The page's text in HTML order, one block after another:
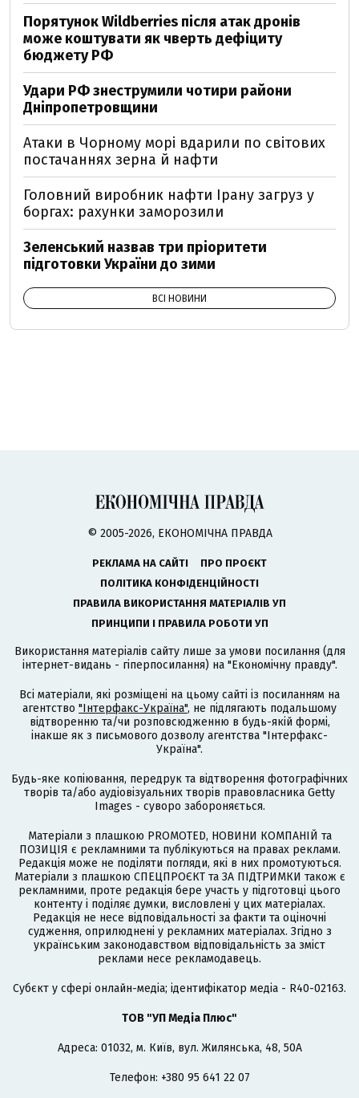
Порятунок Wildberries після атак дронів
може коштувати як чверть дефіциту
бюджету РФ
Удари РФ знеструмили чотири райони
Дніпропетровщини
Атаки в Чорному морі вдарили по світових
постачаннях зерна й нафти
Головний виробник нафти Ірану загруз у
боргах: рахунки заморозили
Зеленський назвав три пріоритети
підготовки України до зими
ВСІ НОВИНИ
© 2005-2026, ЕКОНОМІЧНА ПРАВДА
РЕКЛАМА НА САЙТІ
ПРО ПРОЄКТ
ПОЛІТИКА КОНФІДЕНЦІЙНОСТІ
ПРАВИЛА ВИКОРИСТАННЯ МАТЕРІАЛІВ УП
ПРИНЦИПИ І ПРАВИЛА РОБОТИ УП
Використання матеріалів сайту лише за умови посилання (для
інтернет-видань - гіперпосилання) на "Економічну правду".
Всі матеріали, які розміщені на цьому сайті із посиланням на
агентство "Інтерфакс-Україна", не підлягають подальшому
відтворенню та/чи розповсюдженню в будь-якій формі,
інакше як з письмового дозволу агентства "Інтерфакс-
Україна".
Будь-яке копіювання, передрук та відтворення фотографічних
творів та/або аудіовізуальних творів правовласника Getty
Images - суворо забороняється.
Матеріали з плашкою PROMOTED, НОВИНИ КОМПАНІЙ та
ПОЗИЦІЯ є рекламними та публікуються на правах реклами.
Редакція може не поділяти погляди, які в них промотуються.
Матеріали з плашкою СПЕЦПРОЄКТ та ЗА ПІДТРИМКИ також є
рекламними, проте редакція бере участь у підготовці цього
контенту і поділяє думки, висловлені у цих матеріалах.
Редакція не несе відповідальності за факти та оціночні
судження, оприлюднені у рекламних матеріалах. Згідно з
українським законодавством відповідальність за зміст
реклами несе рекламодавець.
Cубєкт у сфері онлайн-медіа; ідентифікатор медіа - R40-02163.
ТОВ "УП Медіа Плюс"
Адреса: 01032, м. Київ, вул. Жилянська, 48, 50А
Телефон: +380 95 641 22 07